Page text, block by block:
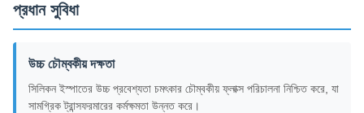
প্রধান সুবিধা
উচ্চ চৌম্বকীয় দক্ষতা
সিলিকন ইস্পাতের উচ্চ প্রবেশ্যতা চমৎকার চৌম্বকীয় ফ্লাক্স পরিচালনা নিশ্চিত করে, যা
সামগ্রিক ট্রান্সফরমারের কর্মক্ষমতা উন্নত করে।